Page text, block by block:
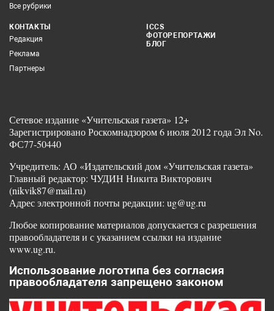
Все рубрики
КОНТАКТЫ
Редакция
Реклама
Партнеры
ICCS
ФОТОРЕПОРТАЖИ
БЛОГ
Сетевое издание «Учительская газета» 12+
Зарегистрировано Роскомнадзором 6 июля 2012 года Эл No.
ФС77-50440
Учредитель: АО «Издательский дом «Учительская газета»
Главный редактор: ЧУДИН Никита Викторович
(nikvik87@mail.ru)
Адрес электронной почты редакции: ug@ug.ru
Любое копирование материалов допускается с разрешения
правообладателя и с указанием ссылки на издание
www.ug.ru.
Использование логотипа без согласия
правообладателя запрещено законом